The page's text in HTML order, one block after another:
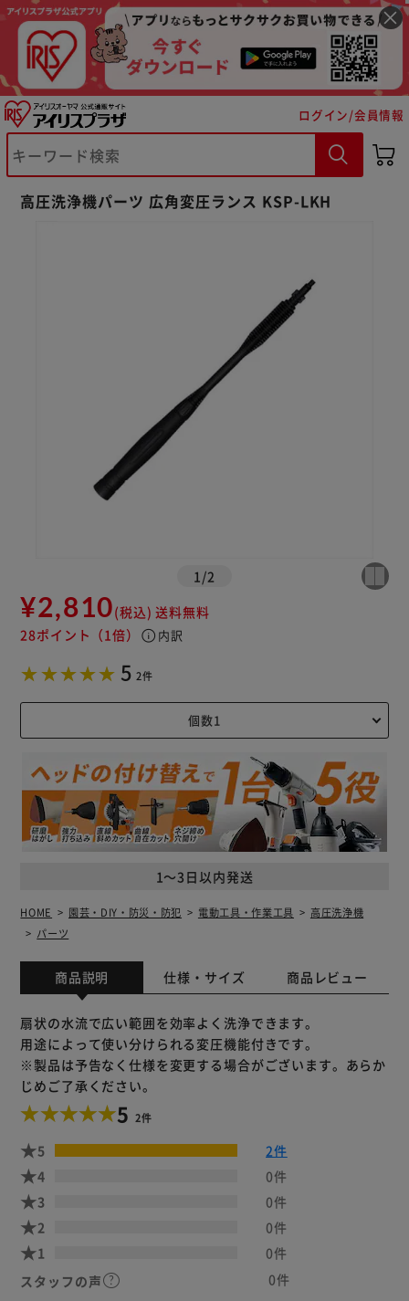
ログイン/会員情報
高圧洗浄機パーツ 広角変圧ランス KSP-LKH
1 /2
¥2,810(税込) 送料無料
28ポイント （1倍） info 内訳
5 2件
1～3日以内発送
HOME 園芸・DIY・防災・防犯 電動工具・作業工具
高圧洗浄機
パーツ
商品説明 仕様・サイズ 商品レビュー
扇状の水流で広い範囲を効率よく洗浄できます。
用途によって使い分けられる変圧機能付きです。
※製品は予告なく仕様を変更する場合がございます。あらか
じめご了承ください。
5 2件
5
2件
4
0件
3
0件
2
0件
1
0件
スタッフの声
0件
※ご確認ください